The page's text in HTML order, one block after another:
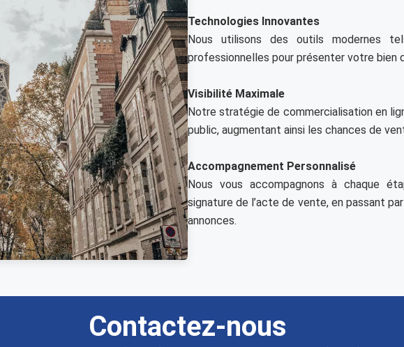
Technologies Innovantes
Nous utilisons des outils modernes
professionnelles pour présenter votre bien
Visibilité Maximale
Notre stratégie de commercialisation en
public, augmentant ainsi les chances de
Accompagnement Personnalisé
Nous vous accompagnons à chaque
signature de l’acte de vente, en passant
annonces.
Contactez-nous